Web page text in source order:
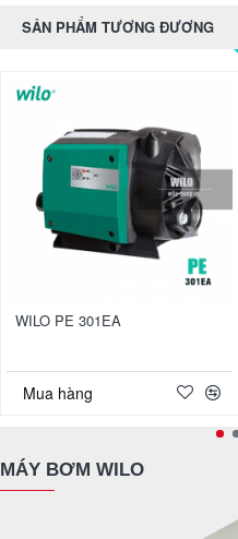
SẢN PHẨM TƯƠNG ĐƯƠNG
WILO PE 301EA
Mua hàng
MÁY BƠM WILO